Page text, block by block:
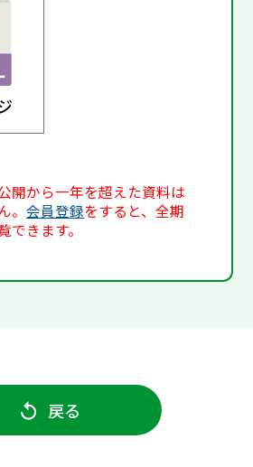
開から一年を超えた資料は
。会員登録をすると、全期
できます。
戻る